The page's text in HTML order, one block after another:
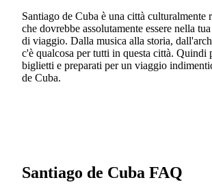
Santiago de Cuba è una città culturalmente
che dovrebbe assolutamente essere nella
di viaggio. Dalla musica alla storia,
c'è qualcosa per tutti in questa città. Quindi
biglietti e preparati per un viaggio
de Cuba.
Santiago de Cuba FAQ